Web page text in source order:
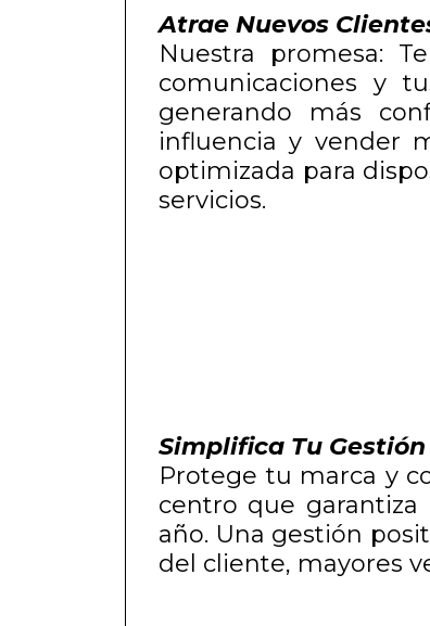
Atrae Nuevos
Nuestra promesa:
comunicaciones y
generando más
influencia y vender
optimizada para
servicios.
Simplifica Tu
Protege tu marca y
centro que
año. Una gestión
del cliente, mayores